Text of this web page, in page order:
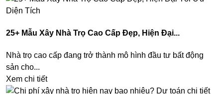
25+ Mẫu Xây Nhà Trọ Cao Cấp Đẹp, Hiện Đại...
Nhà trọ cao cấp đang trở thành mô hình đầu tư bất động
sản cho...
Xem chi tiết